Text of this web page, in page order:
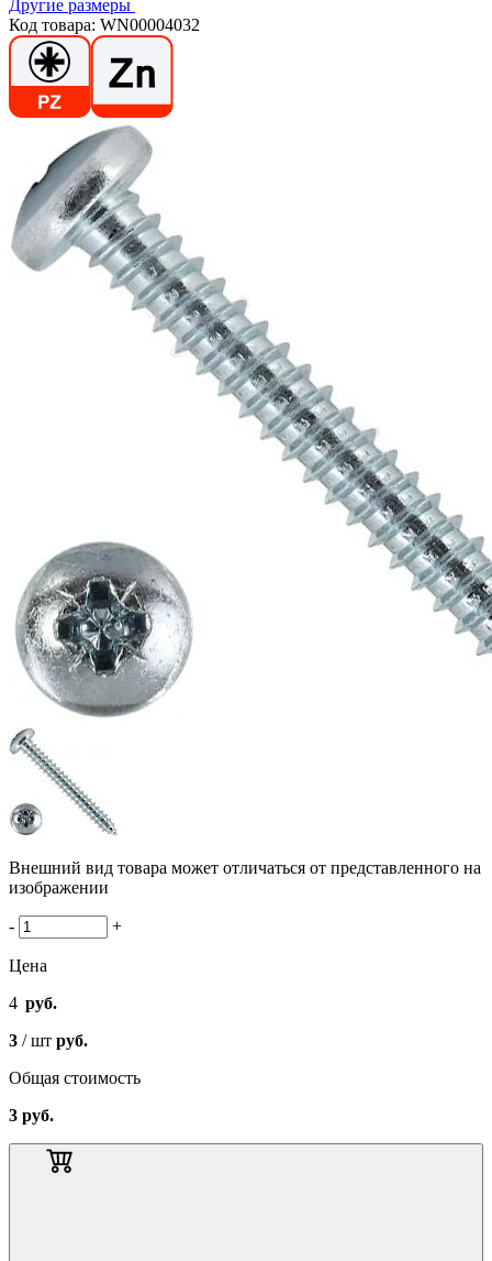
Другие размеры
Код товара: WN00004032
Внешний вид товара может отличаться от представленного на
изображении
- +
Цена
4 руб.
3 / шт руб.
Общая стоимость
3 руб.